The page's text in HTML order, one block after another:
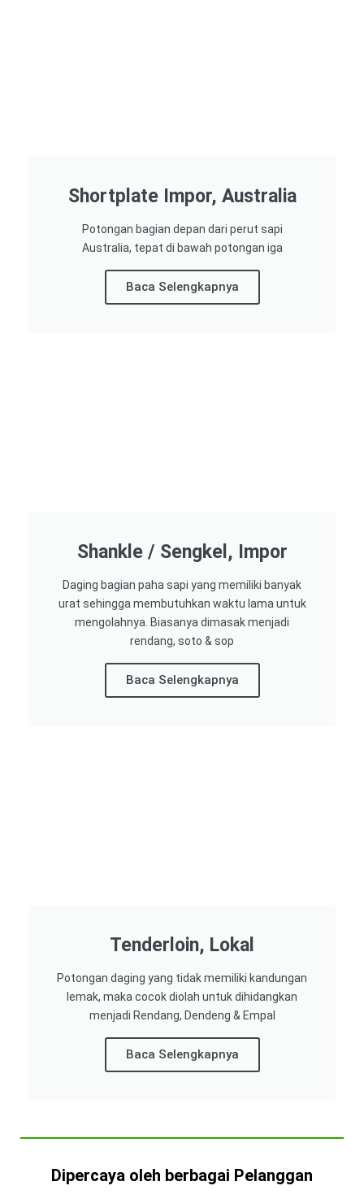
Shortplate Impor, Australia
Potongan bagian depan dari perut sapi
Australia, tepat di bawah potongan iga
Baca Selengkapnya
Shankle / Sengkel, Impor
Daging bagian paha sapi yang memiliki banyak
urat sehingga membutuhkan waktu lama untuk
mengolahnya. Biasanya dimasak menjadi
rendang, soto & sop
Baca Selengkapnya
Tenderloin, Lokal
Potongan daging yang tidak memiliki kandungan
lemak, maka cocok diolah untuk dihidangkan
menjadi Rendang, Dendeng & Empal
Baca Selengkapnya
Dipercaya oleh berbagai Pelanggan